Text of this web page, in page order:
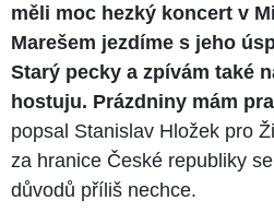
měli moc hezký koncert v
Marešem jezdíme s jeho
Starý pecky a zpívám také
hostuju. Prázdniny mám
popsal Stanislav Hložek pro
za hranice České republiky
důvodů příliš nechce.